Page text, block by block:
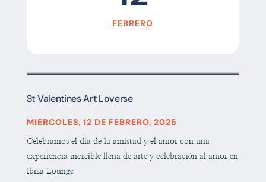
FEBRERO
St Valentines Art Loverse
MIERCOLES, 12 DE FEBRERO, 2025
Celebramos el dia de la amistad y el amor con una
experiencia increíble llena de arte y celebración al amor en
Ibiza Lounge